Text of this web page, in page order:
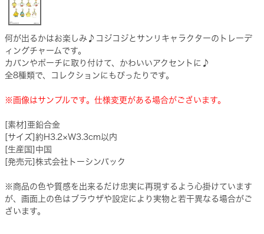
何が出るかはお楽しみ♪コジコジとサンリキャラクターのトレーデ
ィングチャームです。
カバンやポーチに取り付けて、かわいいアクセントに♪
全8種類で、コレクションにもぴったりです。
※画像はサンプルです。仕様変更がある場合がございます。
[素材]亜鉛合金
[サイズ]約H3.2×W3.3cm以内
[生産国]中国
[発売元]株式会社トーシンパック
※商品の色や質感を出来るだけ忠実に再現するよう心掛けています
が、画面上の色はブラウザや設定により実物と若干異なる場合がご
ざいます。